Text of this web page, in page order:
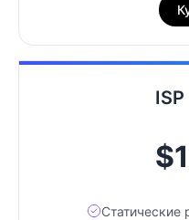
Статические